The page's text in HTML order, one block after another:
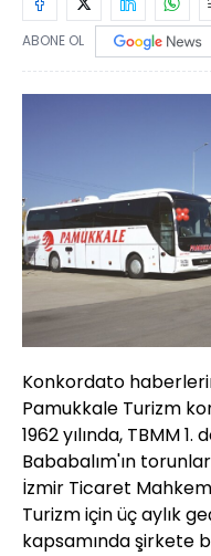
ABONE OL
Konkordato
Pamukkale Turizm
1962 yılında, TBMM
Bababalım'ın
İzmir Ticaret
Turizm için üç aylık
kapsamında şirkete